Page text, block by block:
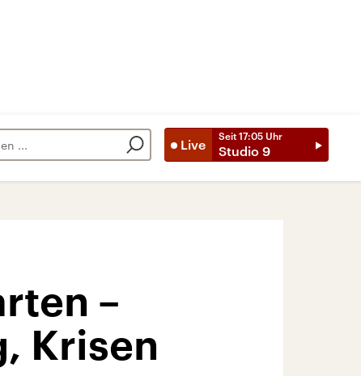
Live
Seit 17:05 Uhr
Studio 9
–
Krisen